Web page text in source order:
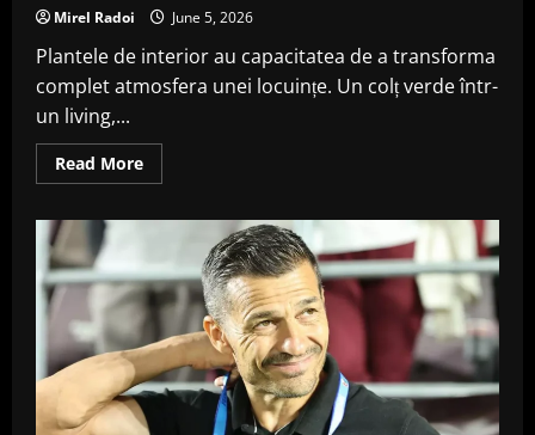
Mirel Radoi June 5, 2026
Plantele de interior au capacitatea de a transforma
complet atmosfera unei locuințe. Un colț verde într-
un living,...
Read MoreRead
more
ușor
de
întreținut
pentru
începători